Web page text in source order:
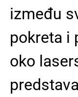
između
pokreta i
oko